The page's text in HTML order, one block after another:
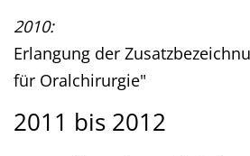
2010:
Erlangung der
für Oralchirurgie"
2011 bis 2012